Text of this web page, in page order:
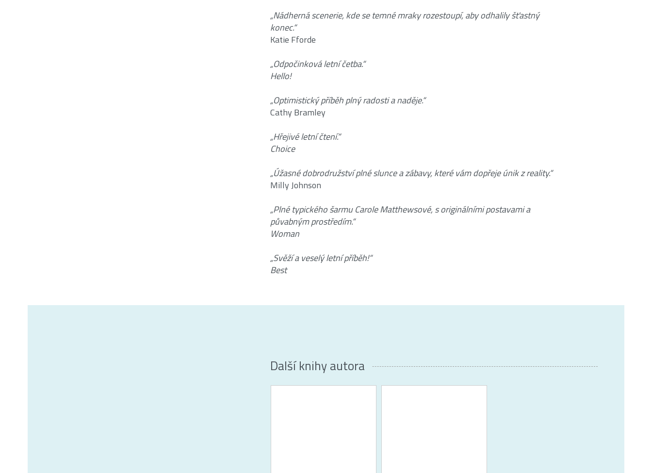
„Nádherná scenerie, kde se temné mraky rozestoupí, aby odhalily šťastný
konec.“
Katie Fforde
„Odpočinková letní četba.“
Hello!
„Optimistický příběh plný radosti a naděje.“
Cathy Bramley
„Hřejivé letní čtení.“
Choice
„Úžasné dobrodružství plné slunce a zábavy, které vám dopřeje únik z reality.“
Milly Johnson
„Plné typického šarmu Carole Matthewsové, s originálními postavami a
půvabným prostředím.“
Woman
„Svěží a veselý letní příběh!“
Best
Další knihy autora